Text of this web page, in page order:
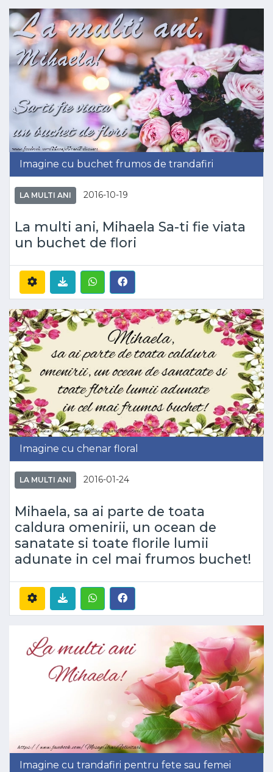
Imagine cu buchet frumos de trandafiri
LA MULTI ANI 2016-10-19
La multi ani, Mihaela Sa-ti fie viata
un buchet de flori
Imagine cu chenar floral
LA MULTI ANI 2016-01-24
Mihaela, sa ai parte de toata
caldura omenirii, un ocean de
sanatate si toate florile lumii
adunate in cel mai frumos buchet!
Imagine cu trandafiri pentru fete sau femei